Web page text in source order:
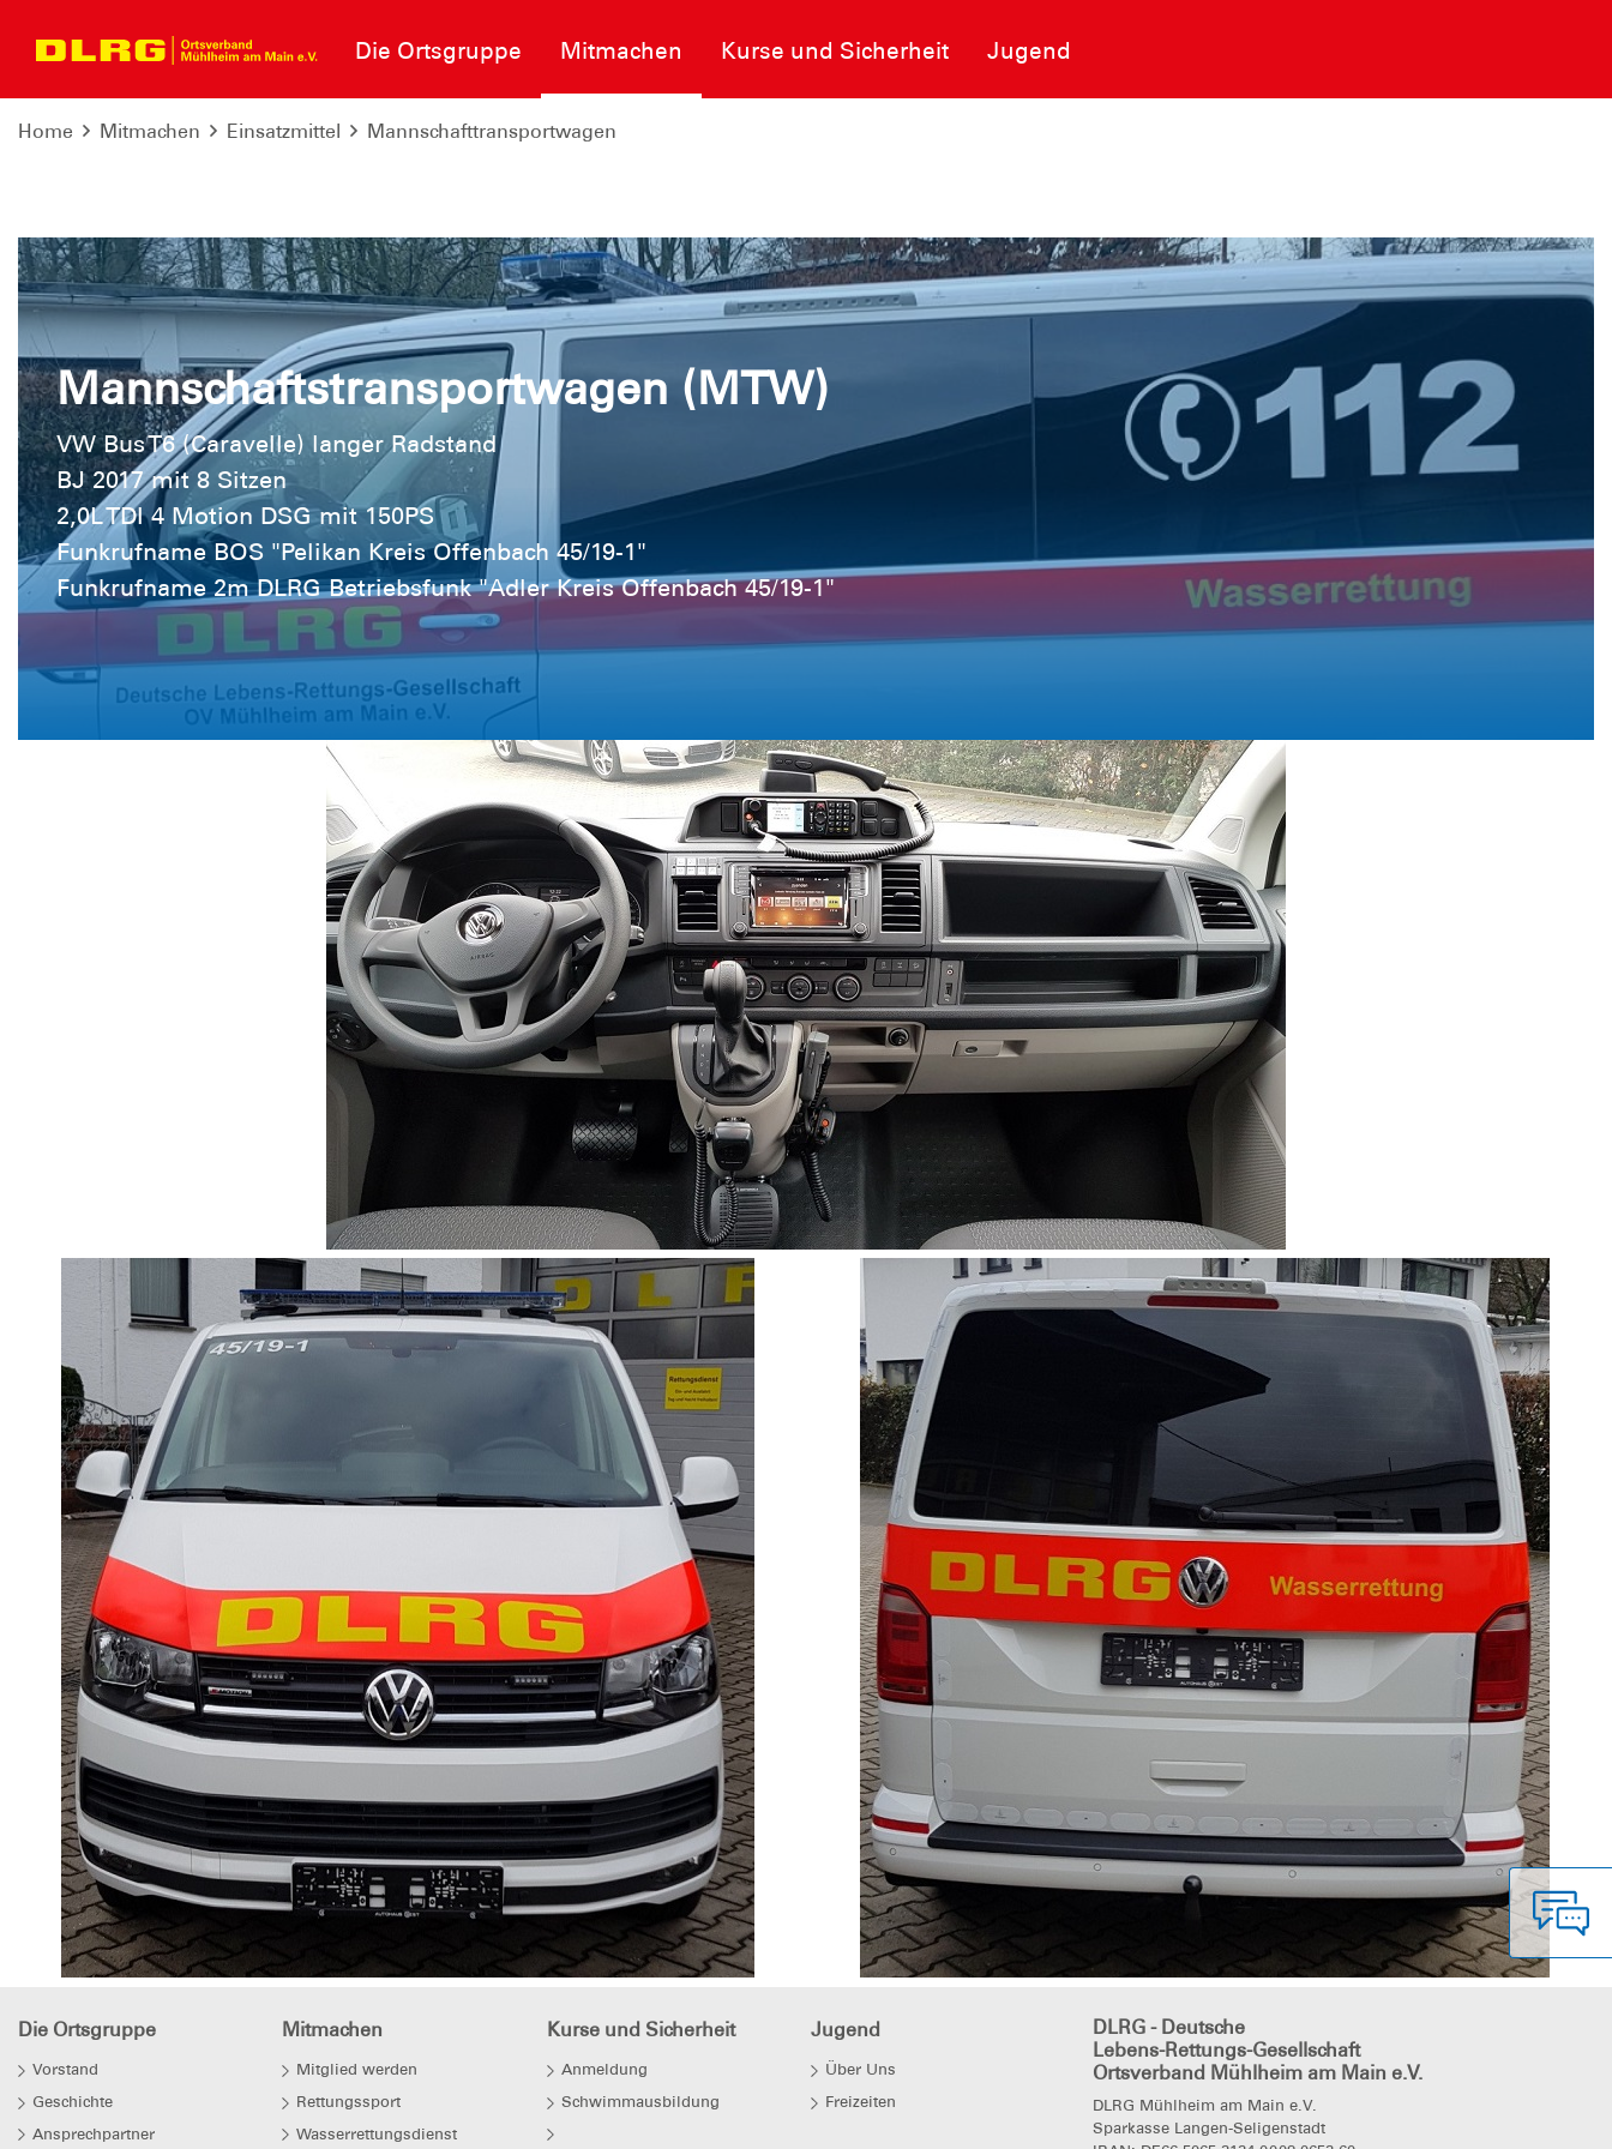
Die Ortsgruppe Mitmachen Kurse und Sicherheit Jugend
Home Mitmachen Einsatzmittel Mannschafttransportwagen
Mannschaftstransportwagen (MTW)
VW Bus T6 (Caravelle) langer Radstand
BJ 2017 mit 8 Sitzen
2,0L TDI 4 Motion DSG mit 150PS
Funkrufname BOS "Pelikan Kreis Offenbach 45/19-1"
Funkrufname 2m DLRG Betriebsfunk "Adler Kreis Offenbach 45/19-1"
Die Ortsgruppe
Vorstand
Geschichte
Ansprechpartner
Mitmachen
Mitglied werden
Rettungssport
Wasserrettungsdienst
Kurse und Sicherheit
Anmeldung
Schwimmausbildung
Jugend
Über Uns
Freizeiten
DLRG - Deutsche
Lebens-Rettungs-Gesellschaft
Ortsverband Mühlheim am Main e.V.
DLRG Mühlheim am Main e.V.
Sparkasse Langen-Seligenstadt